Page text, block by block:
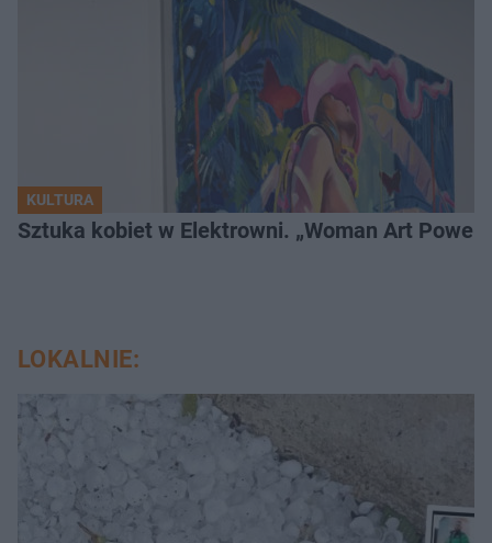
KULTURA
Sztuka kobiet w Elektrowni. „Woman Art Power
LOKALNIE: